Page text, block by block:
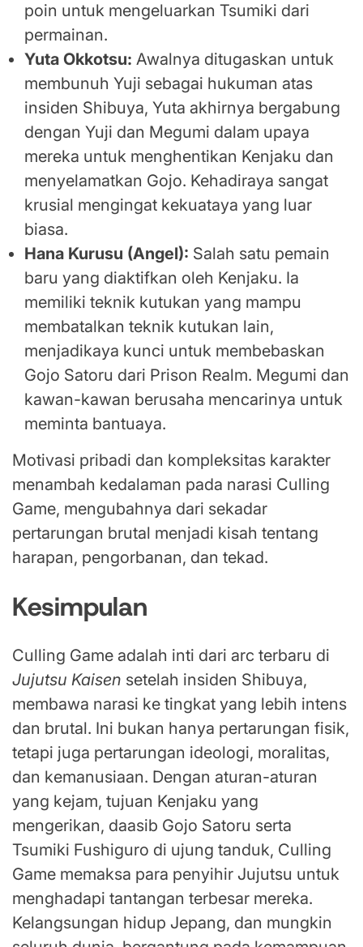
poin untuk mengeluarkan Tsumiki dari
permainan.
Yuta Okkotsu: Awalnya ditugaskan untuk
membunuh Yuji sebagai hukuman atas
insiden Shibuya, Yuta akhirnya bergabung
dengan Yuji dan Megumi dalam upaya
mereka untuk menghentikan Kenjaku dan
menyelamatkan Gojo. Kehadiraya sangat
krusial mengingat kekuataya yang luar
biasa.
Hana Kurusu (Angel): Salah satu pemain
baru yang diaktifkan oleh Kenjaku. Ia
memiliki teknik kutukan yang mampu
membatalkan teknik kutukan lain,
menjadikaya kunci untuk membebaskan
Gojo Satoru dari Prison Realm. Megumi dan
kawan-kawan berusaha mencarinya untuk
meminta bantuaya.
Motivasi pribadi dan kompleksitas karakter
menambah kedalaman pada narasi Culling
Game, mengubahnya dari sekadar
pertarungan brutal menjadi kisah tentang
harapan, pengorbanan, dan tekad.
Kesimpulan
Culling Game adalah inti dari arc terbaru di
Jujutsu Kaisen setelah insiden Shibuya,
membawa narasi ke tingkat yang lebih intens
dan brutal. Ini bukan hanya pertarungan fisik,
tetapi juga pertarungan ideologi, moralitas,
dan kemanusiaan. Dengan aturan-aturan
yang kejam, tujuan Kenjaku yang
mengerikan, daasib Gojo Satoru serta
Tsumiki Fushiguro di ujung tanduk, Culling
Game memaksa para penyihir Jujutsu untuk
menghadapi tantangan terbesar mereka.
Kelangsungan hidup Jepang, dan mungkin